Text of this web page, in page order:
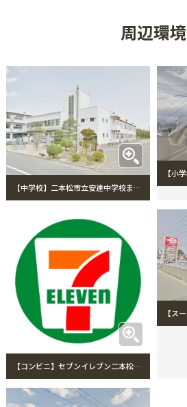
周辺環境
【中学校】二本松市立安達中学校まで259m
【コンビニ】セブンイレブン二本松油井中條店まで222m